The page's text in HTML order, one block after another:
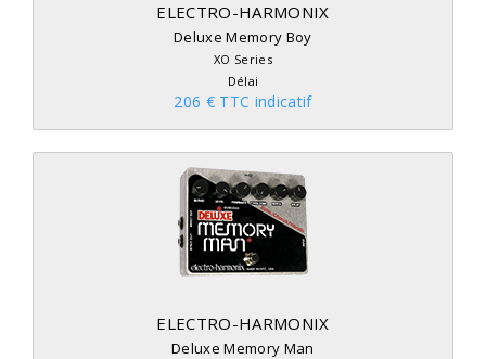
ELECTRO-HARMONIX
Deluxe Memory Boy
XO Series
Délai
206 € TTC indicatif
ELECTRO-HARMONIX
Deluxe Memory Man